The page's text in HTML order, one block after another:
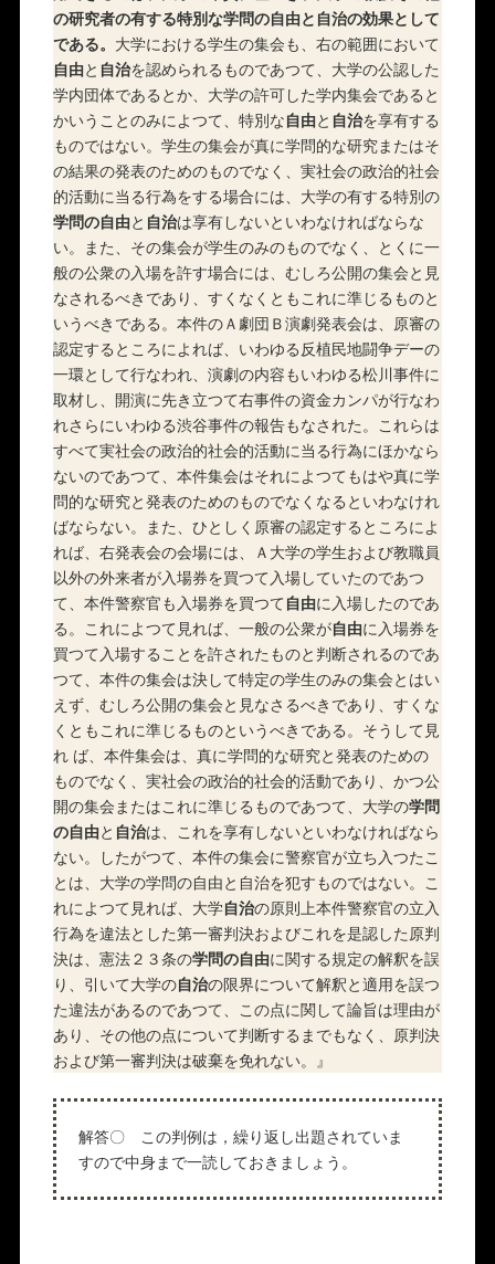
の研究者の有する特別な学問の自由と自治の効果として
である。 大学における学生の集会も、右の範囲において
自由と 自治を認められるものであつて、大学の公認した
学内団体であるとか、大学の許可した学内集会であると
かいうことのみによつて、特別な自由と 自治を享有する
ものではない。学生の集会が真に学問的な研究またはそ
の結果の発表のためのものでなく、実社会の政治的社会
的活動に当る行為をする場合には、大学の有する特別の
学問の自由と 自治は享有しないといわなければならな
い。また、その集会が学生のみのものでなく、とくに一
般の公衆の入場を許す場合には、むしろ公開の集会と見
なされるべきであり、すくなくともこれに準じるものと
いうべきである。本件のＡ劇団Ｂ演劇発表会は、原審の
認定するところによれば、いわゆる反植民地闘争デーの
一環として行なわれ、演劇の内容もいわゆる松川事件に
取材し、開演に先き立つて右事件の資金カンパが行なわ
れさらにいわゆる渋谷事件の報告もなされた。これらは
すべて実社会の政治的社会的活動に当る行為にほかなら
ないのであつて、本件集会はそれによつてもはや真に学
問的な研究と発表のためのものでなくなるといわなけれ
ばならない。また、ひとしく原審の認定するところによ
れば、右発表会の会場には、Ａ大学の学生および教職員
以外の外来者が入場券を買つて入場していたのであつ
て、本件警察官も入場券を買つて 自由に入場したのであ
る。これによつて見れば、一般の公衆が自由に入場券を
買つて入場することを許されたものと判断されるのであ
つて、本件の集会は決して特定の学生のみの集会とはい
えず、むしろ公開の集会と見なさるべきであり、すくな
くともこれに準じるものというべきである。そうして見
れ ば、本件集会は、真に学問的な研究と発表のための
ものでなく、実社会の政治的社会的活動であり、かつ公
開の集会またはこれに準じるものであつて、大学の学問
の自由と 自治は、これを享有しないといわなければなら
ない。したがつて、本件の集会に警察官が立ち入つたこ
とは、大学の学問の自由と自治を犯すものではない。こ
れによつて見れば、大学自治の原則上本件警察官の立入
行為を違法とした第一審判決およびこれを是認した原判
決は、憲法２３条の学問の自由に関する規定の解釈を誤
り、引いて大学の自治の限界について解釈と適用を誤つ
た違法があるのであつて、この点に関して論旨は理由が
あり、その他の点について判断するまでもなく、原判決
および第一審判決は破棄を免れない。』
解答〇 この判例は，繰り返し出題されていま
すので中身まで一読しておきましょう。